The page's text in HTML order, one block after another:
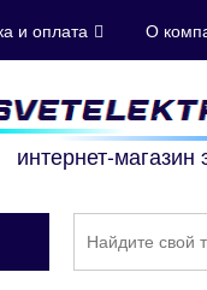
и оплата О
интернет-магазин